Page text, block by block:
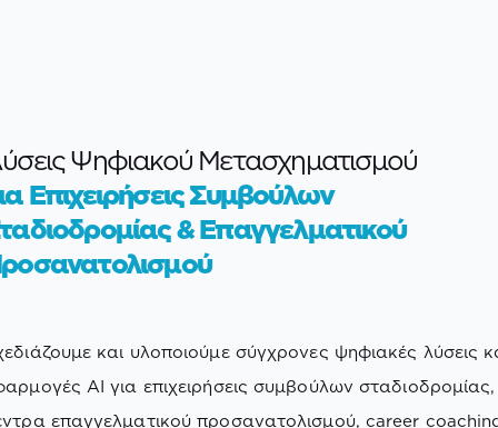
Ψηφιακού Μετασχηματισμού
Επιχειρήσεις Συμβούλων
& Επαγγελματικού
και υλοποιούμε σύγχρονες ψηφιακές λύσεις
AI για επιχειρήσεις συμβούλων σταδιοδρομίας,
επαγγελματικού προσανατολισμού, career